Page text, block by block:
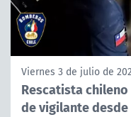
Viernes 3 de julio de
Rescatista
de vigilante desde